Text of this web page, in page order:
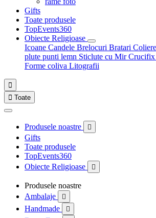
Gifts
Toate produsele
TopEvents360
Obiecte Religioase
Icoane Candele Brelocuri Bratari Coliere
plute punti lemn Sticlute cu MirCrucifix
Forme coliva Litografii

 Toate
Produsele noastre 
Gifts
Toate produsele
TopEvents360
Obiecte Religioase

Produsele noastre
Ambalaje

Handmade 